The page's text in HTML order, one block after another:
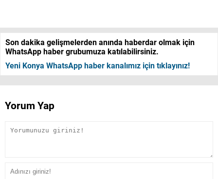
Son dakika gelişmelerden anında haberdar olmak için
WhatsApp haber grubumuza katılabilirsiniz.
Yeni Konya WhatsApp haber kanalımız için tıklayınız!
Yorum Yap